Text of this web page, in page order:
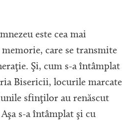
este cea mai
care se transmite
Şi, cum s-a întâmplat
Bisericii, locurile marcate
sfinţilor au renăscut
s-a întâmplat şi cu